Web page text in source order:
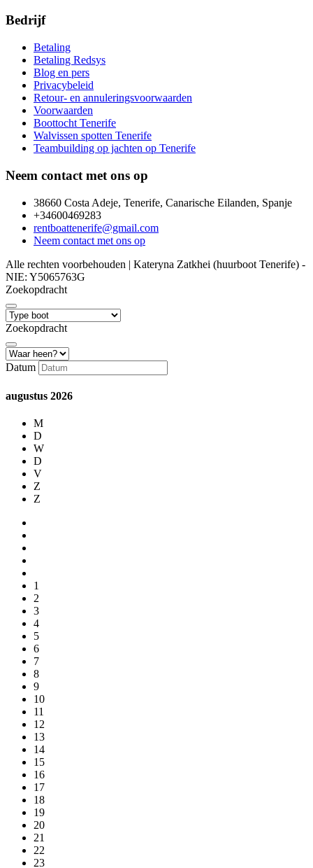
Bedrijf
Betaling
Betaling Redsys
Blog en pers
Privacybeleid
Retour- en annuleringsvoorwaarden
Voorwaarden
Boottocht Tenerife
Walvissen spotten Tenerife
Teambuilding op jachten op Tenerife
Neem contact met ons op
38660 Costa Adeje, Tenerife, Canarische Eilanden, Spanje
+34600469283
rentboattenerife@gmail.com
Neem contact met ons op
Alle rechten voorbehouden | Kateryna Zatkhei (huurboot Tenerife) -
NIE: Y5065763G
Zoekopdracht
Zoekopdracht
Datum
augustus 2026
M
D
W
D
V
Z
Z
1
2
3
4
5
6
7
8
9
10
11
12
13
14
15
16
17
18
19
20
21
22
23